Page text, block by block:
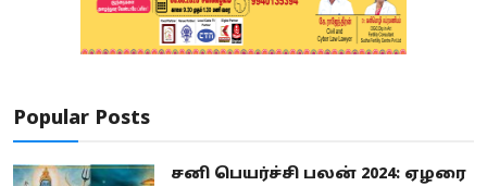
Popular Posts
சனி பெயர்ச்சி பலன் 2024: ஏழரை